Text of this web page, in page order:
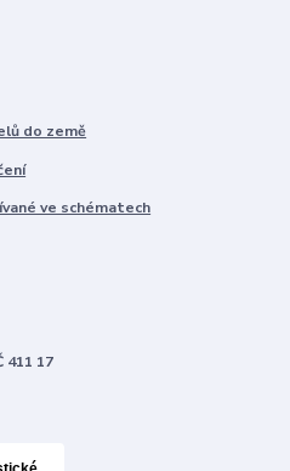
do země
ve schématech
411 17